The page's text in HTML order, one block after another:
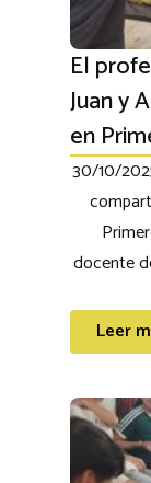
El
Juan y
en
30/10/
docente
Leer